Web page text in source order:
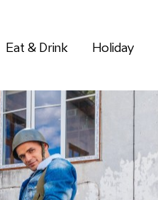
Eat & Drink Holiday